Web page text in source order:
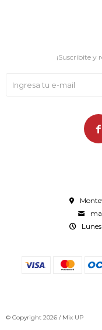
¡Suscribite y

© Copyright 2026 / Mix UP